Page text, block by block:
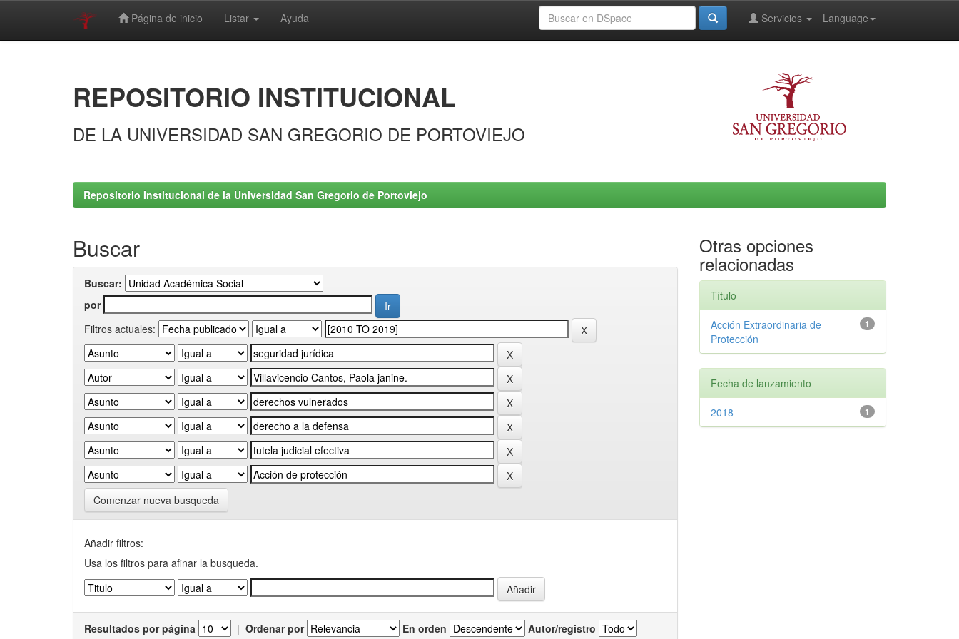
Página de inicio Listar Ayuda Language
Servicios
REPOSITORIO INSTITUCIONAL
DE LA UNIVERSIDAD SAN GREGORIO DE PORTOVIEJO
Repositorio Institucional de la Universidad San Gregorio de Portoviejo
Buscar
Buscar:
por
Filtros actuales:
Comenzar nueva busqueda
Añadir filtros:
Usa los filtros para afinar la busqueda.
Resultados por página | Ordenar por En orden Autor/registro
Otras opciones
relacionadas
Título
1
Acción Extraordinaria de
Protección
Fecha de lanzamiento
1
2018